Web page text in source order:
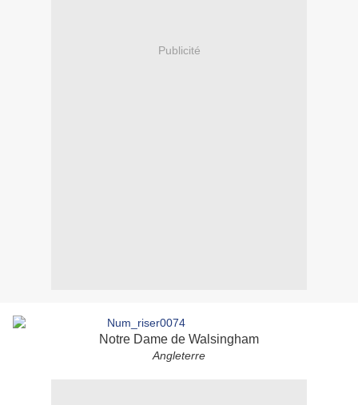
Publicité
Notre Dame de Walsingham
Angleterre